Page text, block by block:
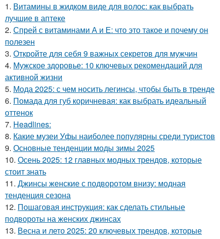
1. Витамины в жидком виде для волос: как выбрать
лучшие в аптеке
2. Спрей с витаминами А и Е: что это такое и почему он
полезен
3. Откройте для себя 9 важных секретов для мужчин
4. Мужское здоровье: 10 ключевых рекомендаций для
активной жизни
5. Мода 2025: с чем носить легинсы, чтобы быть в тренде
6. Помада для губ коричневая: как выбрать идеальный
оттенок
7. Headlines:
8. Какие музеи Уфы наиболее популярны среди туристов
9. Основные тенденции моды зимы 2025
10. Осень 2025: 12 главных модных трендов, которые
стоит знать
11. Джинсы женские с подворотом внизу: модная
тенденция сезона
12. Пошаговая инструкция: как сделать стильные
подвороты на женских джинсах
13. Весна и лето 2025: 20 ключевых трендов, которые